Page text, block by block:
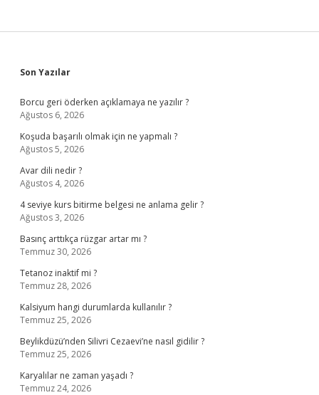
Sidebar
Son Yazılar
Borcu geri öderken açıklamaya ne yazılır ?
Ağustos 6, 2026
Koşuda başarılı olmak için ne yapmalı ?
Ağustos 5, 2026
Avar dili nedir ?
Ağustos 4, 2026
4 seviye kurs bitirme belgesi ne anlama gelir ?
Ağustos 3, 2026
Basınç arttıkça rüzgar artar mı ?
Temmuz 30, 2026
Tetanoz inaktif mi ?
Temmuz 28, 2026
Kalsiyum hangi durumlarda kullanılır ?
Temmuz 25, 2026
Beylikdüzü’nden Silivri Cezaevi’ne nasıl gidilir ?
Temmuz 25, 2026
Karyalılar ne zaman yaşadı ?
Temmuz 24, 2026